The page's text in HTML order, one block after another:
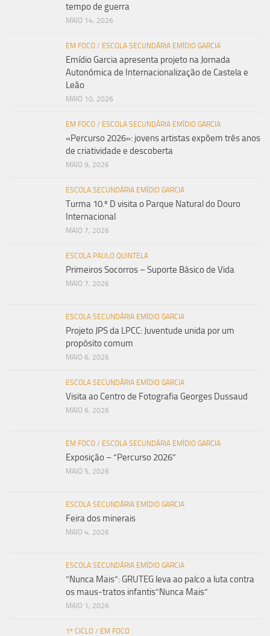
tempo de guerra
MAIO 14, 2026
EM FOCO / ESCOLA SECUNDÁRIA EMÍDIO GARCIA
Emídio Garcia apresenta projeto na Jornada
Autonómica de Internacionalização de Castela e
Leão
MAIO 10, 2026
EM FOCO / ESCOLA SECUNDÁRIA EMÍDIO GARCIA
«Percurso 2026»: jovens artistas expõem três anos
de criatividade e descoberta
MAIO 9, 2026
ESCOLA SECUNDÁRIA EMÍDIO GARCIA
Turma 10.º D visita o Parque Natural do Douro
Internacional
MAIO 7, 2026
ESCOLA PAULO QUINTELA
Primeiros Socorros – Suporte Básico de Vida
MAIO 7, 2026
ESCOLA SECUNDÁRIA EMÍDIO GARCIA
Projeto JPS da LPCC: Juventude unida por um
propósito comum
MAIO 6, 2026
ESCOLA SECUNDÁRIA EMÍDIO GARCIA
Visita ao Centro de Fotografia Georges Dussaud
MAIO 6, 2026
EM FOCO / ESCOLA SECUNDÁRIA EMÍDIO GARCIA
Exposição – “Percurso 2026”
MAIO 5, 2026
ESCOLA SECUNDÁRIA EMÍDIO GARCIA
Feira dos minerais
MAIO 4, 2026
ESCOLA SECUNDÁRIA EMÍDIO GARCIA
“Nunca Mais”: GRUTEG leva ao palco a luta contra
os maus-tratos infantis”Nunca Mais”
MAIO 1, 2026
1º CICLO / EM FOCO